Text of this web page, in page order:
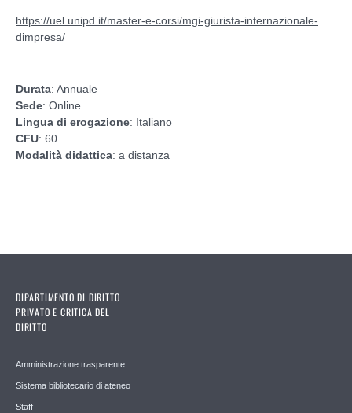
https://uel.unipd.it/master-e-corsi/mgi-giurista-internazionale-
dimpresa/
Durata: Annuale
Sede: Online
Lingua di erogazione: Italiano
CFU: 60
Modalità didattica: a distanza
DIPARTIMENTO DI DIRITTO
PRIVATO E CRITICA DEL
DIRITTO
Amministrazione trasparente
Sistema bibliotecario di ateneo
Staff